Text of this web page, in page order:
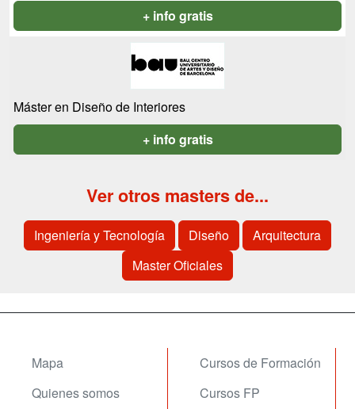
+ info gratis
Máster en Diseño de Interiores
+ info gratis
Ver otros masters de...
Ingeniería y Tecnología Diseño
Arquitectura
Master Oficiales
Mapa
Quienes somos
Cursos de Formación
Cursos FP